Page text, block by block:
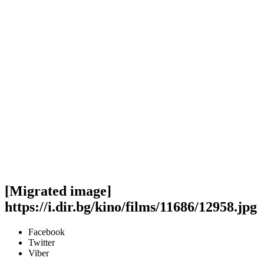
[Migrated image]
https://i.dir.bg/kino/films/11686/12958.jpg
Facebook
Twitter
Viber